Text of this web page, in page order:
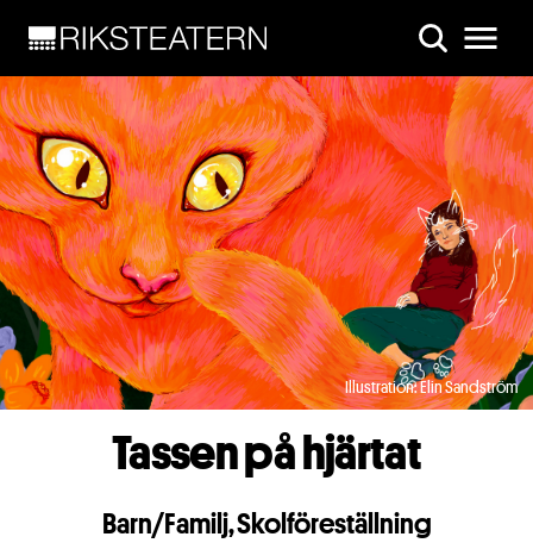
Illustration: Elin Sandström
Tassen på hjärtat
Barn/Familj,Skolföreställning